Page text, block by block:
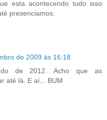
esta acontecendo tudo isso
presenciamos.
de 2009 às 16:18
de 2012. Acho que as
até lá. E aí... BUM